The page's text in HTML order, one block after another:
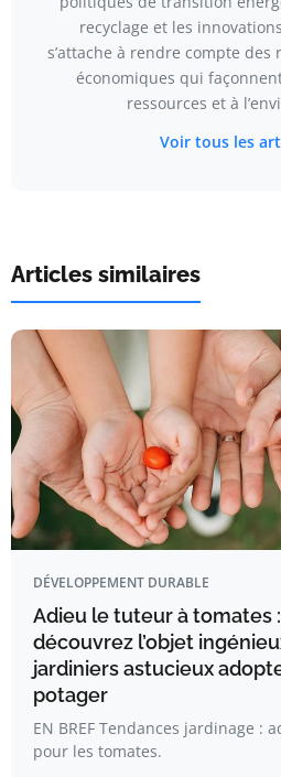
recyclage et les
s’attache à rendre compte
économiques qui
ressources et à
Voir tous les
Articles similaires
DÉVELOPPEMENT DURABLE
Adieu le tuteur à tomates
découvrez l’objet
jardiniers astucieux
potager
EN BREF Tendances jardinage :
pour les tomates.